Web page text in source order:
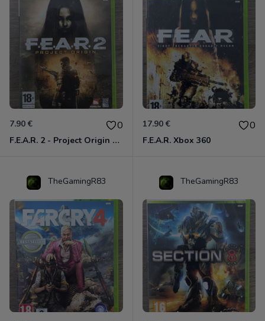
7.90 € 0
F.E.A.R. 2 - Project Origin Xbox 360
17.90 € 0
F.E.A.R. Xbox 360
TheGamingR83 TheGamingR83